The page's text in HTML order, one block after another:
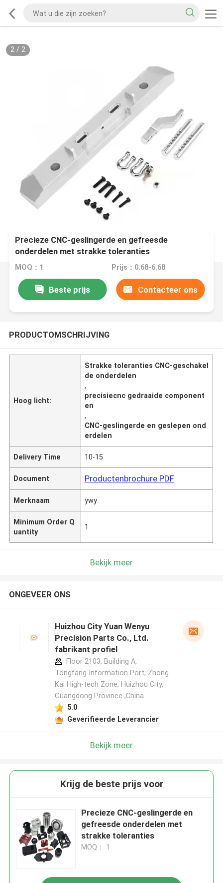
2/ 2
Precieze CNC-geslingerde en gefreesde
onderdelen met strakke toleranties
MOQ：1 Prijs：0.68-6.68
Beste prijs Contacteer ons
PRODUCTOMSCHRIJVING
Hoog licht:
Strakke toleranties CNC-geschakel
de onderdelen
,
precisiecnc gedraaide component
en
,
CNC-geslingerde en geslepen ond
erdelen
Delivery Time 10-15
Document Productenbrochure PDF
Merknaam ywy
Minimum Order Q
uantity
1
Bekijk meer
ONGEVEER ONS
Huizhou City Yuan Wenyu
Precision Parts Co., Ltd.
fabrikant profiel
Floor 2103, Building A,
Tongfang Information Port, Zhong
Kai High-tech Zone, Huizhou City,
Guangdong Province ,China
5.0
Geverifieerde Leverancier
Bekijk meer
Krijg de beste prijs voor
Precieze CNC-geslingerde en
gefreesde onderdelen met
strakke toleranties
MOQ： 1